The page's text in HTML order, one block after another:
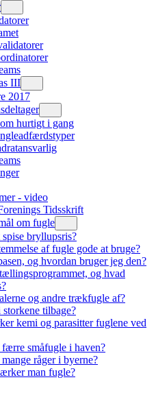
III
2017
hurtigt i gang
- video
Tidsskrift
om fugle
bryllupsris?
af fugle gode at bruge?
og hvordan bruger jeg den?
og hvad
og andre trækfugle af?
tilbage?
kemi og parasitter fuglene ved
småfugle i haven?
råger i byerne?
man fugle?